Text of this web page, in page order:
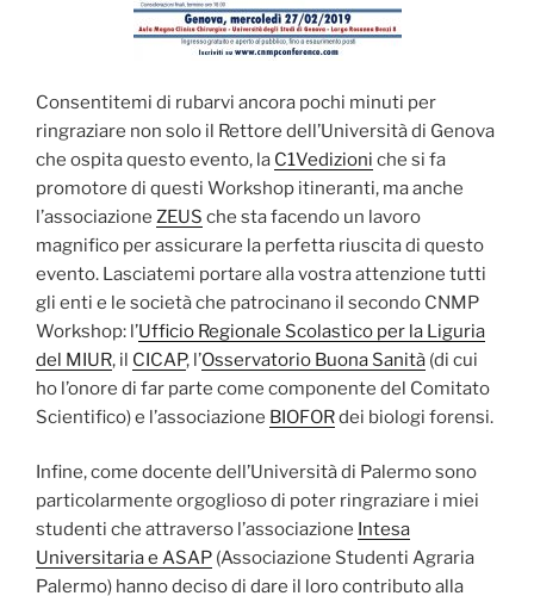
Consentitemi di rubarvi ancora pochi minuti per
ringraziare non solo il Rettore dell’Università di Genova
che ospita questo evento, la C1Vedizioni che si fa
promotore di questi Workshop itineranti, ma anche
l’associazione ZEUS che sta facendo un lavoro
magnifico per assicurare la perfetta riuscita di questo
evento. Lasciatemi portare alla vostra attenzione tutti
gli enti e le società che patrocinano il secondo CNMP
Workshop: l’Ufficio Regionale Scolastico per la Liguria
del MIUR, il CICAP, l’Osservatorio Buona Sanità (di cui
ho l’onore di far parte come componente del Comitato
Scientifico) e l’associazione BIOFORdei biologi forensi.
Infine, come docente dell’Università di Palermo sono
particolarmente orgoglioso di poter ringraziare i miei
studenti che attraverso l’associazione Intesa
Universitaria e ASAP (Associazione Studenti Agraria
Palermo) hanno deciso di dare il loro contributo alla